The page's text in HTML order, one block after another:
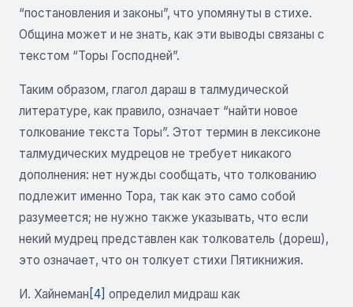
“постановления и законы”, что упомянуты в стихе.
Община может и не знать, как эти выводы связаны с
текстом “Торы Господней”.
Таким образом, глагол дараш в талмудической
литературе, как правило, означает “найти новое
толкование текста Торы”. Этот термин в лексиконе
талмудических мудрецов не требует никакого
дополнения: нет нужды сообщать, что толкованию
подлежит именно Тора, так как это само собой
разумеется; не нужно также указывать, что если
некий мудрец представлен как толкователь (дореш),
это означает, что он толкует стихи Пятикнижия.
И. Хайнеман [4] определил мидраш как